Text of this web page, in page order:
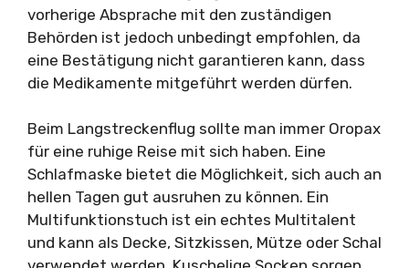
vorherige Absprache mit den zuständigen
Behörden ist jedoch unbedingt empfohlen, da
eine Bestätigung nicht garantieren kann, dass
die Medikamente mitgeführt werden dürfen.
Beim Langstreckenflug sollte man immer Oropax
für eine ruhige Reise mit sich haben. Eine
Schlafmaske bietet die Möglichkeit, sich auch an
hellen Tagen gut ausruhen zu können. Ein
Multifunktionstuch ist ein echtes Multitalent
und kann als Decke, Sitzkissen, Mütze oder Schal